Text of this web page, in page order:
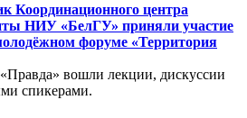
Координационного центра
НИУ «БелГУ» приняли участие
форуме «Территория
вошли лекции, дискуссии
спикерами.